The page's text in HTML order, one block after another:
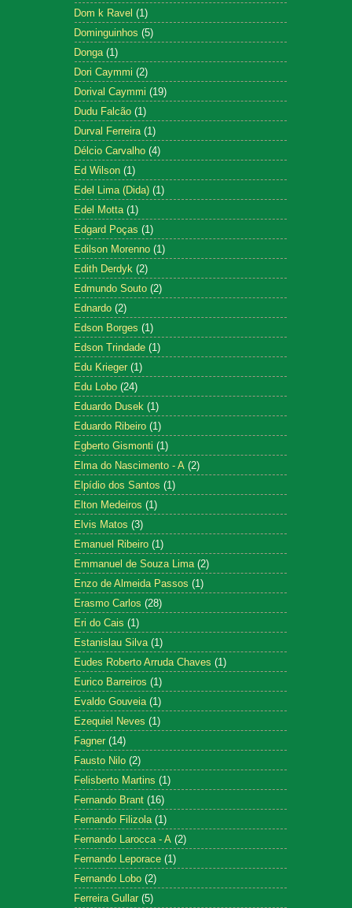
Dom k Ravel (1)
Dominguinhos (5)
Donga (1)
Dori Caymmi (2)
Dorival Caymmi (19)
Dudu Falcão (1)
Durval Ferreira (1)
Délcio Carvalho (4)
Ed Wilson (1)
Edel Lima (Dida) (1)
Edel Motta (1)
Edgard Poças (1)
Edilson Morenno (1)
Edith Derdyk (2)
Edmundo Souto (2)
Ednardo (2)
Edson Borges (1)
Edson Trindade (1)
Edu Krieger (1)
Edu Lobo (24)
Eduardo Dusek (1)
Eduardo Ribeiro (1)
Egberto Gismonti (1)
Elma do Nascimento - A (2)
Elpídio dos Santos (1)
Elton Medeiros (1)
Elvis Matos (3)
Emanuel Ribeiro (1)
Emmanuel de Souza Lima (2)
Enzo de Almeida Passos (1)
Erasmo Carlos (28)
Eri do Cais (1)
Estanislau Silva (1)
Eudes Roberto Arruda Chaves (1)
Eurico Barreiros (1)
Evaldo Gouveia (1)
Ezequiel Neves (1)
Fagner (14)
Fausto Nilo (2)
Felisberto Martins (1)
Fernando Brant (16)
Fernando Filizola (1)
Fernando Larocca - A (2)
Fernando Leporace (1)
Fernando Lobo (2)
Ferreira Gullar (5)